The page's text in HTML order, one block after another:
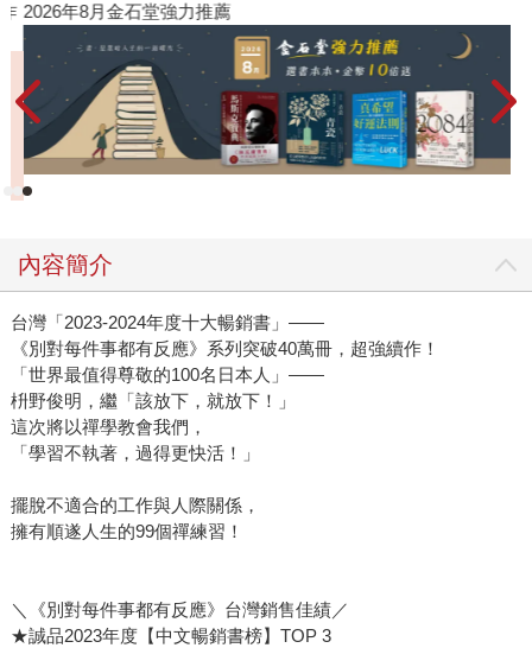
2026年8月金石堂強力推薦
內容簡介
台灣「2023-2024年度十大暢銷書」——
《別對每件事都有反應》系列突破40萬冊，超強續作！
「世界最值得尊敬的100名日本人」——
枡野俊明，繼「該放下，就放下！」
這次將以禪學教會我們，
「學習不執著，過得更快活！」
擺脫不適合的工作與人際關係，
擁有順遂人生的99個禪練習！
＼《別對每件事都有反應》台灣銷售佳績／
★誠品2023年度【中文暢銷書榜】TOP 3